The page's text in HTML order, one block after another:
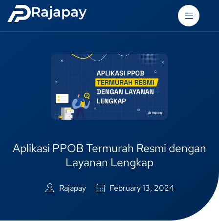
Rajapay
Aplikasi PPOB Termurah Resmi dengan
Layanan Lengkap
Rajapay February 13, 2024